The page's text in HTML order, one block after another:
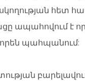
հետ
ապահովում է
պահպանում: